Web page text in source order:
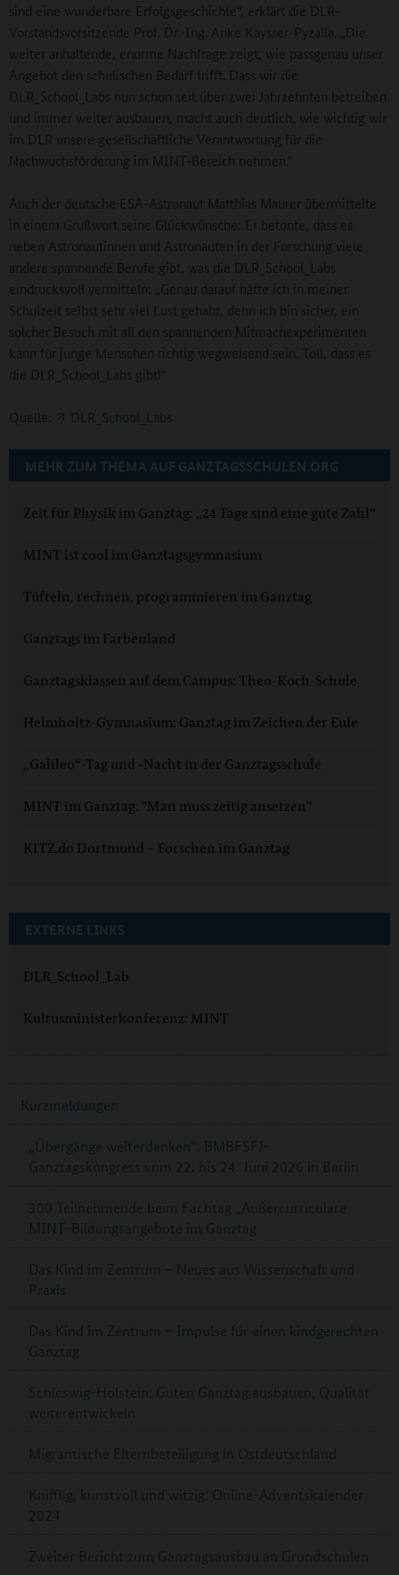
sind eine wunderbare Erfolgsgeschichte“, erklärt die DLR-
Vorstandsvorsitzende Prof. Dr.-Ing. Anke Kaysser-Pyzalla. „Die
weiter anhaltende, enorme Nachfrage zeigt, wie passgenau unser
Angebot den schulischen Bedarf trifft. Dass wir die
DLR_School_Labs nun schon seit über zwei Jahrzehnten betreiben
und immer weiter ausbauen, macht auch deutlich, wie wichtig wir
im DLR unsere gesellschaftliche Verantwortung für die
Nachwuchsförderung im MINT-Bereich nehmen.“
Auch der deutsche ESA-Astronaut Matthias Maurer übermittelte
in einem Grußwort seine Glückwünsche: Er betonte, dass es
neben Astronautinnen und Astronauten in der Forschung viele
andere spannende Berufe gibt, was die DLR_School_Labs
eindrucksvoll vermitteln: „Genau darauf hätte ich in meiner
Schulzeit selbst sehr viel Lust gehabt, denn ich bin sicher, ein
solcher Besuch mit all den spannenden Mitmachexperimenten
kann für junge Menschen richtig wegweisend sein. Toll, dass es
die DLR_School_Labs gibt!“
Quelle: DLR_School_Labs
MEHR ZUM THEMA AUF GANZTAGSSCHULEN.ORG
Zeit für Physik im Ganztag: „24 Tage sind eine gute Zahl“
MINT ist cool im Ganztagsgymnasium
Tüfteln, rechnen, programmieren im Ganztag
Ganztags im Farbenland
Ganztagsklassen auf dem Campus: Theo-Koch-Schule
Helmholtz-Gymnasium: Ganztag im Zeichen der Eule
„Galileo“-Tag und -Nacht in der Ganztagsschule
MINT im Ganztag: "Man muss zeitig ansetzen"
KITZ.do Dortmund – Forschen im Ganztag
EXTERNE LINKS
DLR_School_Lab
Kultusministerkonferenz: MINT
Kurzmeldungen
„Übergänge weiterdenken“: BMBFSFJ-
Ganztagskongress vom 22. bis 24. Juni 2026 in Berlin
300 Teilnehmende beim Fachtag „Außercurriculare
MINT-Bildungsangebote im Ganztag
Das Kind im Zentrum – Neues aus Wissenschaft und
Praxis
Das Kind im Zentrum – Impulse für einen kindgerechten
Ganztag
Schleswig-Holstein: Guten Ganztag ausbauen, Qualität
weiterentwickeln
Migrantische Elternbeteiligung in Ostdeutschland
Knifflig, kunstvoll und witzig: Online-Adventskalender
2024
Zweiter Bericht zum Ganztagsausbau an Grundschulen